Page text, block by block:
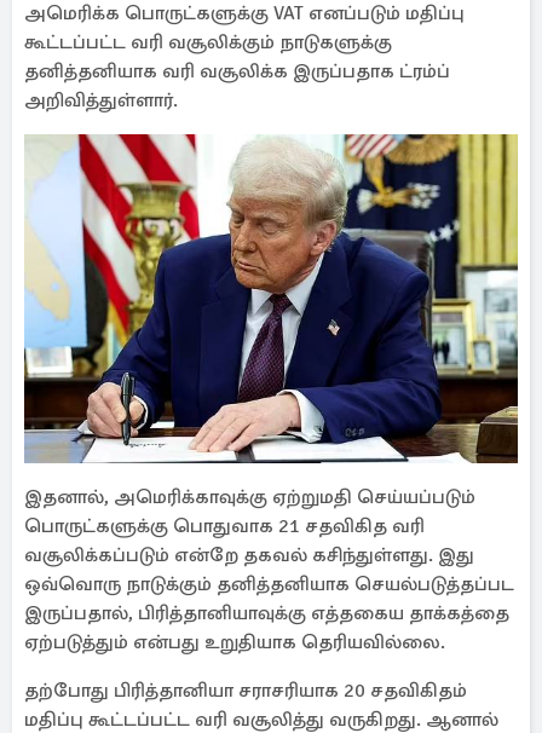
அமெரிக்க பொருட்களுக்கு VAT எனப்படும் மதிப்பு
கூட்டப்பட்ட வரி வசூலிக்கும் நாடுகளுக்கு
தனித்தனியாக வரி வசூலிக்க இருப்பதாக ட்ரம்ப்
அறிவித்துள்ளார்.
இதனால், அமெரிக்காவுக்கு ஏற்றுமதி செய்யப்படும்
பொருட்களுக்கு பொதுவாக 21 சதவிகித வரி
வசூலிக்கப்படும் என்றே தகவல் கசிந்துள்ளது. இது
ஒவ்வொரு நாடுக்கும் தனித்தனியாக செயல்படுத்தப்பட
இருப்பதால், பிரித்தானியாவுக்கு எத்தகைய தாக்கத்தை
ஏற்படுத்தும் என்பது உறுதியாக தெரியவில்லை.
தற்போது பிரித்தானியா சராசரியாக 20 சதவிகிதம்
மதிப்பு கூட்டப்பட்ட வரி வசூலித்து வருகிறது. ஆனால்